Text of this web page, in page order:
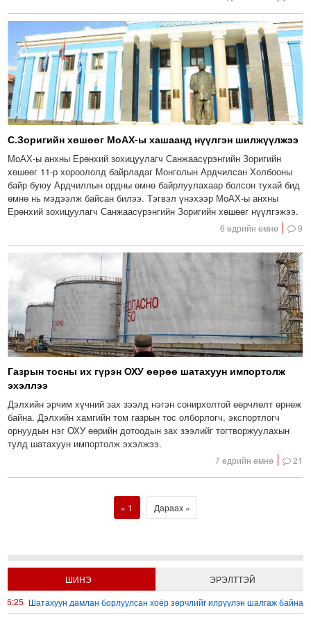
С.Зоригийн хөшөөг МоАХ-ы хашаанд нүүлгэн шилжүүлжээ
МоАХ-ы анхны Ерөнхий зохицуулагч Санжаасүрэнгийн Зоригийн
хөшөөг 11-р хороололд байрладаг Монголын Ардчилсан Холбооны
байр буюу Ардчиллын ордны өмнө байрлуулахаар болсон тухай бид
өмнө нь мэдээлж байсан билээ. Тэгвэл үнэхээр МоАХ-ы анхны
Ерөнхий зохицуулагч Санжаасүрэнгийн Зоригийн хөшөөг нүүлгэжээ.
6 өдрийн өмнө 9
Газрын тосны их гүрэн ОХУ өөрөө шатахуун импортолж
эхэллээ
Дэлхийн эрчим хүчний зах зээлд нэгэн сонирхолтой өөрчлөлт өрнөж
байна. Дэлхийн хамгийн том газрын тос олборлогч, экспортлогч
орнуудын нэг ОХУ өөрийн дотоодын зах зээлийг тогтворжуулахын
тулд шатахуун импортолж эхэлжээ.
7 өдрийн өмнө 21
1 Дараах
ШИНЭ
ЭРЭЛТТЭЙ
16:25 Шатахуун дамлан борлуулсан хоёр зөрчлийг илрүүлэн шалгаж байна